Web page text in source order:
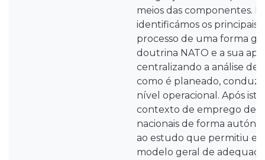
meios das componentes.
identificámos os principais
processo de uma forma
doutrina NATO e a sua
centralizando a análise
como é planeado,
nível operacional. Após
contexto de emprego de
nacionais de forma
ao estudo que permitiu
modelo geral de